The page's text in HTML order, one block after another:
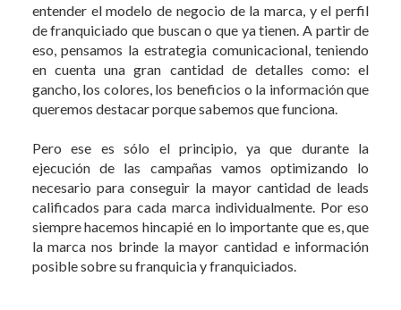
entender el modelo de negocio de la marca, y el perfil
de franquiciado que buscan o que ya tienen. A partir de
eso, pensamos la estrategia comunicacional, teniendo
en cuenta una gran cantidad de detalles como: el
gancho, los colores, los beneficios o la información que
queremos destacar porque sabemos que funciona.
Pero ese es sólo el principio, ya que durante la
ejecución de las campañas vamos optimizando lo
necesario para conseguir la mayor cantidad de leads
calificados para cada marca individualmente. Por eso
siempre hacemos hincapié en lo importante que es, que
la marca nos brinde la mayor cantidad e información
posible sobre su franquicia y franquiciados.